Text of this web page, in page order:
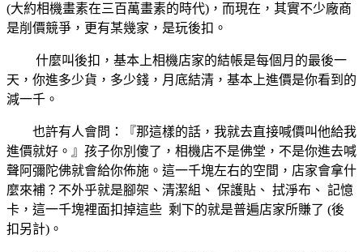
(大約相機畫素在三百萬畫素的時代)，而現在，其實不少廠商
是削價競爭，更有某幾家，是玩後扣。
什麼叫後扣，基本上相機店家的結帳是每個月的最後一
天，你進多少貨，多少錢，月底結清，基本上進價是你看到的
減一千。
也許有人會問：『那這樣的話，我就去直接喊價叫他給我
進價就好。』孩子你別傻了，相機店不是佛堂，不是你進去喊
聲阿彌陀佛就會給你佈施。這一千塊左右的空間，店家會拿什
麼來補？不外乎就是腳架、清潔組、 保護貼、 拭淨布、 記憶
卡，這一千塊裡面扣掉這些 剩下的就是普遍店家所賺了 (後
扣另計)。